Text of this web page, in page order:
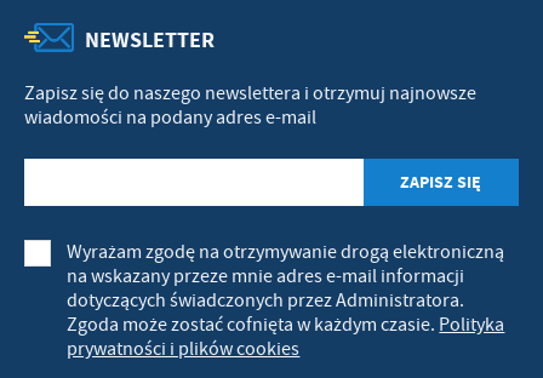
NEWSLETTER
Zapisz się do naszego newslettera i otrzymuj najnowsze
wiadomości na podany adres e-mail
Wyrażam zgodę na otrzymywanie drogą elektroniczną
na wskazany przeze mnie adres e-mail informacji
dotyczących świadczonych przez Administratora.
Zgoda może zostać cofnięta w każdym czasie. Polityka
prywatności i plików cookies